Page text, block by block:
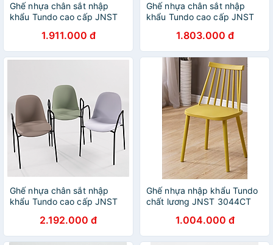
Ghế nhựa chân sắt nhập
khẩu Tundo cao cấp JNST
1.911.000 đ
Ghế nhựa chân sắt nhập
khẩu Tundo cao cấp JNST
1.803.000 đ
Ghế nhựa chân sắt nhập
khẩu Tundo cao cấp JNST
2.192.000 đ
Ghế nhựa nhập khẩu Tundo
chất lương JNST 3044CT
1.004.000 đ